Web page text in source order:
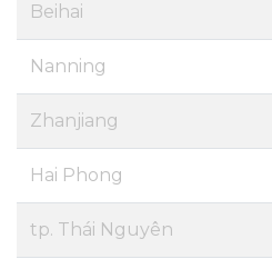
Beihai
Nanning
Zhanjiang
Hai Phong
tp. Thái Nguyên